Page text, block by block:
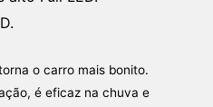
o carro mais bonito.
é eficaz na chuva e